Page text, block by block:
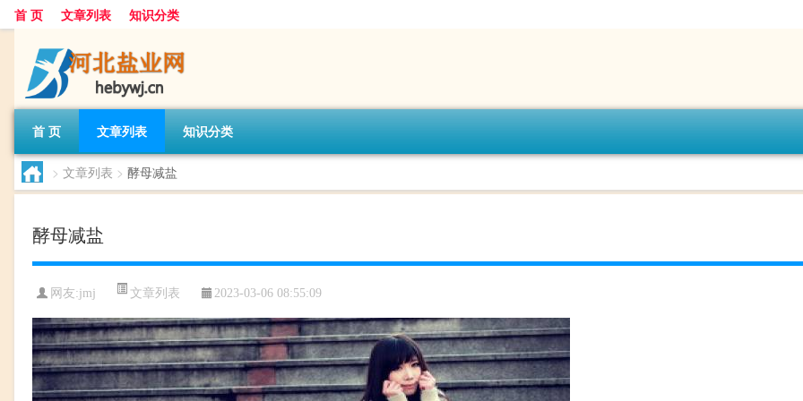
首 页 文章列表 知识分类
首 页 文章列表 知识分类
> 文章列表 > 酵母减盐
酵母减盐
网友:jmj 文章列表 2023-03-06 08:55:09